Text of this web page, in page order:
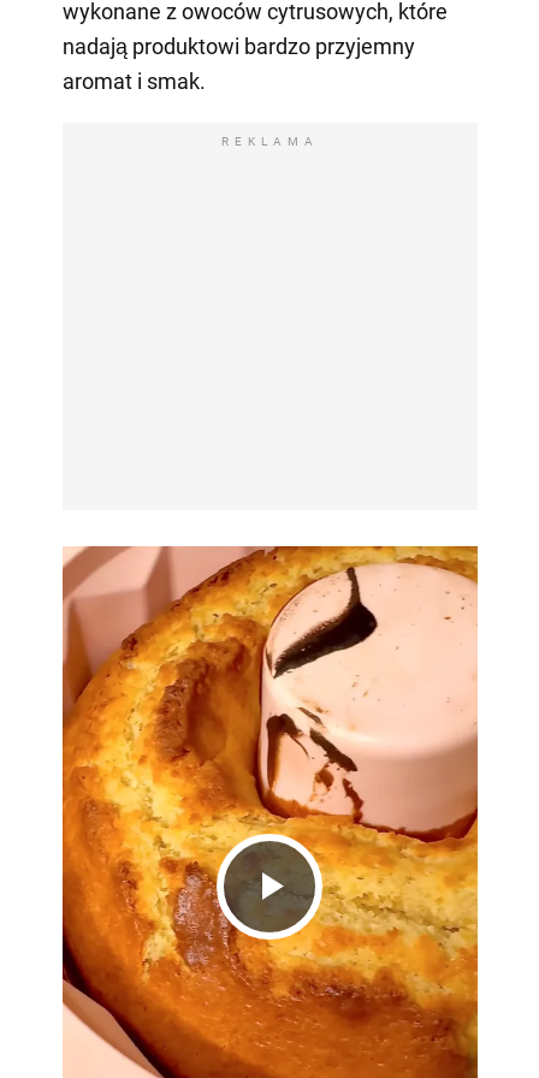
wykonane z owoców cytrusowych, które
nadają produktowi bardzo przyjemny
aromat i smak.
REKLAMA
Play
Video